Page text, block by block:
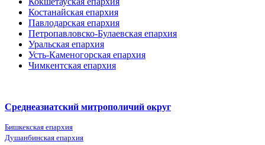
Костанайская епархия
Павлодарская епархия
Петропавловско-Булаевская епархия
Уральская епархия
Усть-Каменогорская епархия
Чимкентская епархия
Среднеазиатский митрополичий округ
Бишкекская епархия
Душанбинская епархия